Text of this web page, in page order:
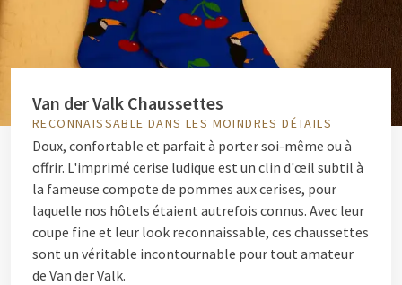
Van der Valk Chaussettes
RECONNAISSABLE DANS LES MOINDRES DÉTAILS
Doux, confortable et parfait à porter soi-même ou à
offrir. L'imprimé cerise ludique est un clin d'œil subtil à
la fameuse compote de pommes aux cerises, pour
laquelle nos hôtels étaient autrefois connus. Avec leur
coupe fine et leur look reconnaissable, ces chaussettes
sont un véritable incontournable pour tout amateur
de Van der Valk.